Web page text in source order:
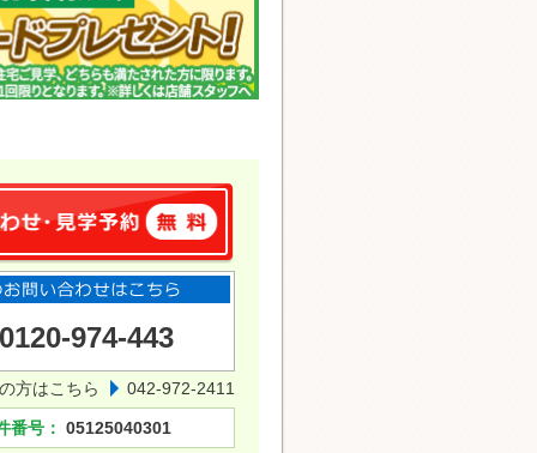
0120-974-443
方はこちら 042-972-2411
番号： 05125040301